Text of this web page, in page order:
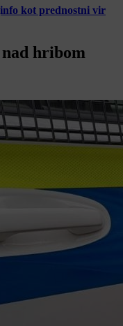
kot prednostni vir
hribom